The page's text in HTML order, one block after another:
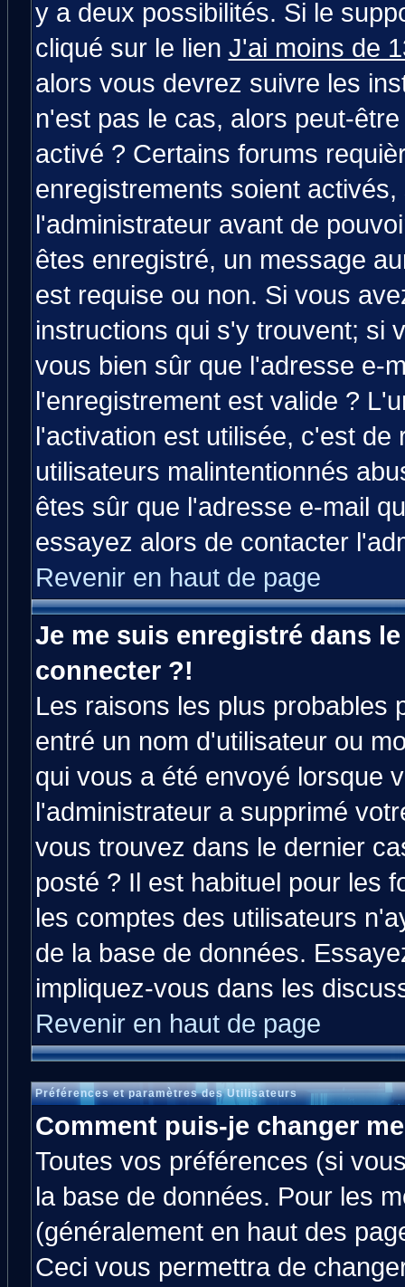
y a deux possibilités. Si le
cliqué sur le lien J'ai moins de
alors vous devrez suivre les
n'est pas le cas, alors peut-
activé ? Certains forums
enregistrements soient
l'administrateur avant de
êtes enregistré, un message
est requise ou non. Si vous
instructions qui s'y trouvent; si
vous bien sûr que l'adresse e-
l'enregistrement est valide ?
l'activation est utilisée, c'est
utilisateurs malintentionnés
êtes sûr que l'adresse e-mail
essayez alors de contacter
Revenir en haut de page
Je me suis enregistré dans
connecter ?!
Les raisons les plus probables
entré un nom d'utilisateur ou
qui vous a été envoyé lorsque
l'administrateur a supprimé
vous trouvez dans le dernier
posté ? Il est habituel pour les
les comptes des utilisateurs
de la base de données.
impliquez-vous dans les
Revenir en haut de page
Préférences et paramètres des Utilisateurs
Comment puis-je changer
Toutes vos préférences (si
la base de données. Pour les
(généralement en haut des
Ceci vous permettra de